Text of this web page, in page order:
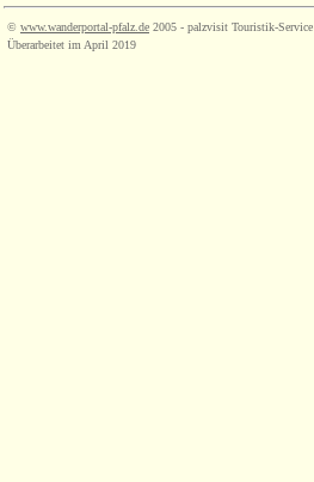
© www.wanderportal-pfalz.de 2005 - palzvisit Touristik-Service
Überarbeitet im April 2019